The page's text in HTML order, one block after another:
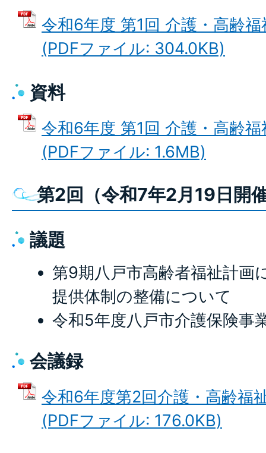
令和6年度 第1回 介護・高齢
(PDFファイル: 304.0KB)
資料
令和6年度 第1回 介護・高齢
(PDFファイル: 1.6MB)
第2回（令和7年2月19日開
議題
第9期八戸市高齢者福祉計画
提供体制の整備について
令和5年度八戸市介護保険事
会議録
令和6年度第2回介護・高齢福
(PDFファイル: 176.0KB)